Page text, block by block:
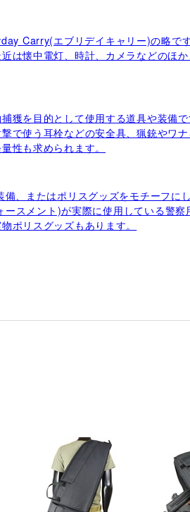
Carry(エブリデイキャリー)の略で
は懐中電灯、時計、カメラなどのほ
獲を目的として使用する道具や装備
で使う耳栓などの安全具、猟銃やワ
性も求められます。
、またはポリスグッズをモチーフ
スメント)が実際に使用している警
ポリスグッズもあります。